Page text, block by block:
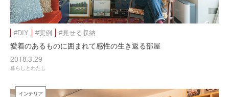
#DIY #実例 #見せる収納
愛着のあるものに囲まれて感性の生き返る部屋
2018.3.29
暮らしとわたし
インテリア